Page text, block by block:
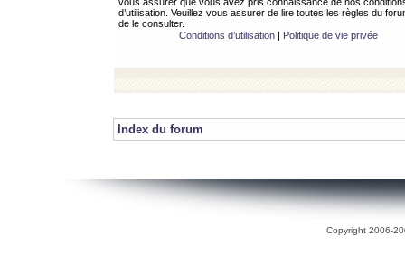
d’utilisation. Veuillez vous assurer de lire toutes les règles du
de le consulter.
Conditions d’utilisation| Politique de vie privée
Index du forum
Copyright 2006-